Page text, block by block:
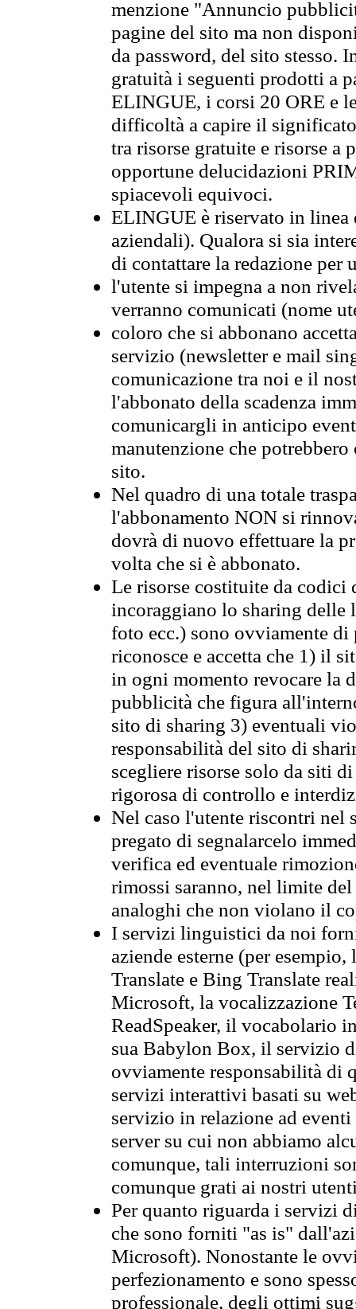
menzione "Annuncio
pagine del sito ma non
da password, del sito stesso.
gratuità i seguenti prodotti a
ELINGUE, i corsi 20 ORE e
difficoltà a capire il
tra risorse gratuite e risorse a
opportune delucidazioni
spiacevoli equivoci.
ELINGUE è riservato in
aziendali). Qualora si sia
di contattare la redazione per
l'utente si impegna a non
verranno comunicati (nome
coloro che si abbonano
servizio (newsletter e mail
comunicazione tra noi e il
l'abbonato della scadenza
comunicargli in anticipo
manutenzione che
sito.
Nel quadro di una totale
l'abbonamento NON si
dovrà di nuovo effettuare la
volta che si è abbonato.
Le risorse costituite da codici
incoraggiano lo sharing
foto ecc.) sono ovviamente
riconosce e accetta che 1) il
in ogni momento revocare la
pubblicità che figura
sito di sharing 3) eventuali
responsabilità del sito di
scegliere risorse solo da siti
rigorosa di controllo e
Nel caso l'utente riscontri nel
pregato di segnalarcelo
verifica ed eventuale
rimossi saranno, nel limite
analoghi che non violano il
I servizi linguistici da noi
aziende esterne (per
Translate e Bing Translate
Microsoft, la vocalizzazione
ReadSpeaker, il vocabolario
sua Babylon Box, il servizio
ovviamente responsabilità di
servizi interattivi basati su
servizio in relazione ad
server su cui non abbiamo
comunque, tali interruzioni
comunque grati ai nostri
Per quanto riguarda i servizi
che sono forniti "as is"
Microsoft). Nonostante le
perfezionamento e sono
professionale, degli ottimi